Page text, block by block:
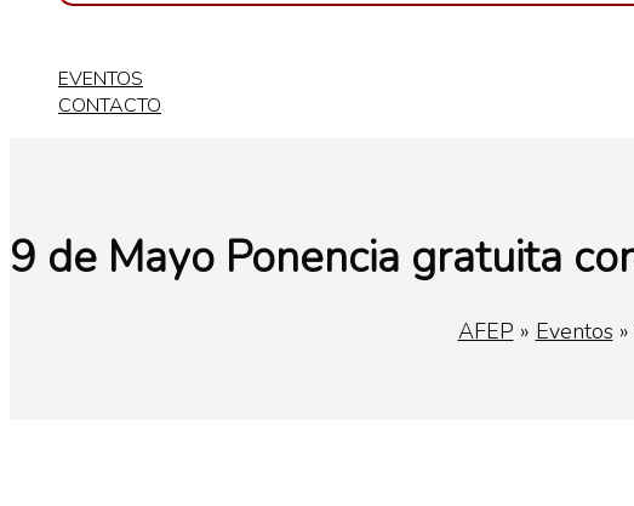
EVENTOS
CONTACTO
9 de Mayo Ponencia gratuita
AFEP » Eventos »